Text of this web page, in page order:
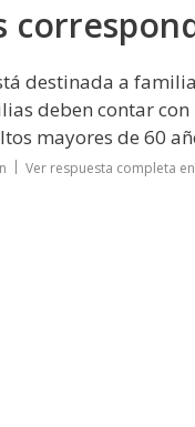
destinada a
deben contar
mayores de 60
Ver respuesta completa